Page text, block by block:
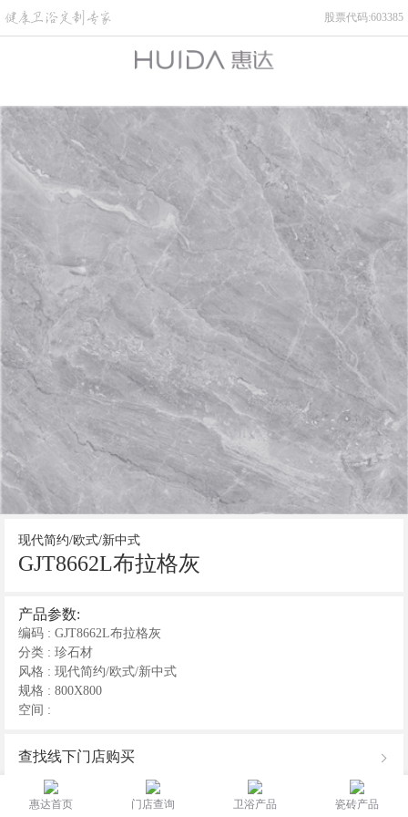
股票代码:603385
现代简约/欧式/新中式
GJT8662L布拉格灰
产品参数:
编码 : GJT8662L布拉格灰
分类 : 珍石材
风格 : 现代简约/欧式/新中式
规格 : 800X800
空间 :
查找线下门店购买
在线购买
惠达首页 门店查询 卫浴产品 瓷砖产品